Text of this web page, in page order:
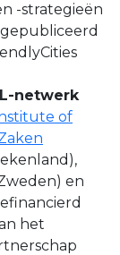
-strategieën
netwerk
of
en
het